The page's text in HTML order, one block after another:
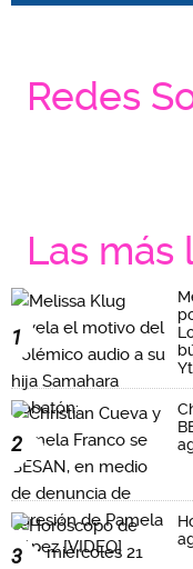
Redes
Las más
1
2
3